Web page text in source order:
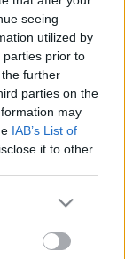
seeing
utilized by
parties prior to
further
parties on the
may
IAB’s List of
it to other
more Google
may click to
party tags to
és
A
töltöttük, és
a család
le, a víz